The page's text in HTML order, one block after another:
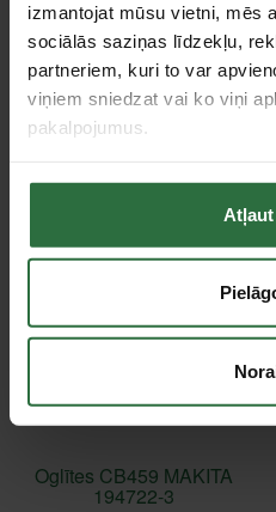
izmantojat mūsu vietni, mēs
sociālās saziņas līdzekļu,
partneriem, kuri to var
viņiem sniedzat vai ko viņi
pakalpojumus.
Tie, kas apskatīja šo preci,
Failed to load product list.
Apskatītie produkti
Oglītes CB459 MAKITA
194722-3